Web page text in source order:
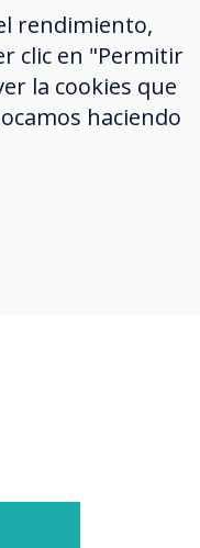
rendimiento,
clic en "Permitir
la cookies que
haciendo